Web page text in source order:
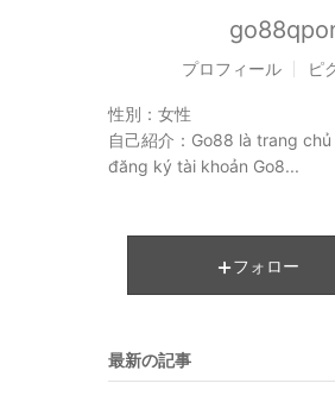
プロフィール ピ
性別： 女性
自己紹介： Go88 là trang
đăng ký tài khoản Go8...
フォロー
最新の記事